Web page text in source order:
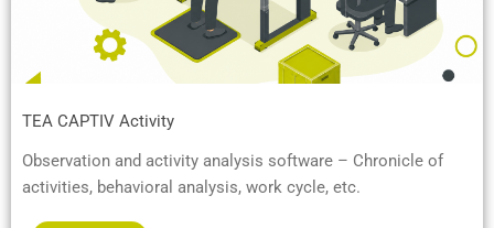
TEA CAPTIV Activity
Observation and activity analysis software – Chronicle of
activities, behavioral analysis, work cycle, etc.